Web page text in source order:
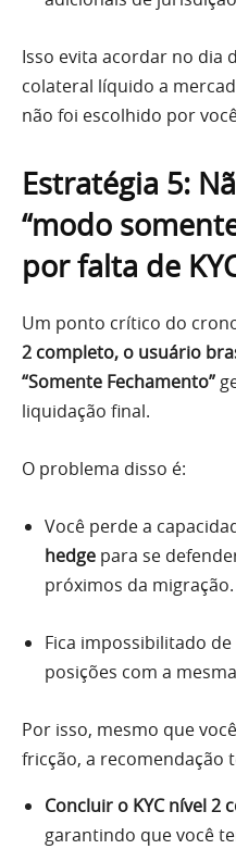
Isso evita acordar no dia
colateral líquido a
não foi escolhido por
Estratégia 5:
“modo
por falta de
Um ponto crítico do
2 completo, o usuário
“Somente Fechamento”
liquidação final.
O problema disso é:
Você perde a
hedge para se
próximos da migração.
Fica impossibilitado de
posições com a
Por isso, mesmo que
fricção, a recomendação
Concluir o KYC nível 2
garantindo que você